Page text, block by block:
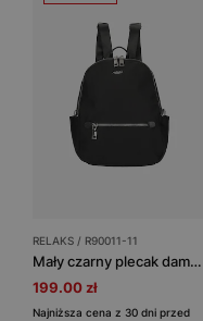
RELAKS / R90011-11
Mały czarny plecak damski RELAKS
199.00 zł
Najniższa cena z 30 dni przed